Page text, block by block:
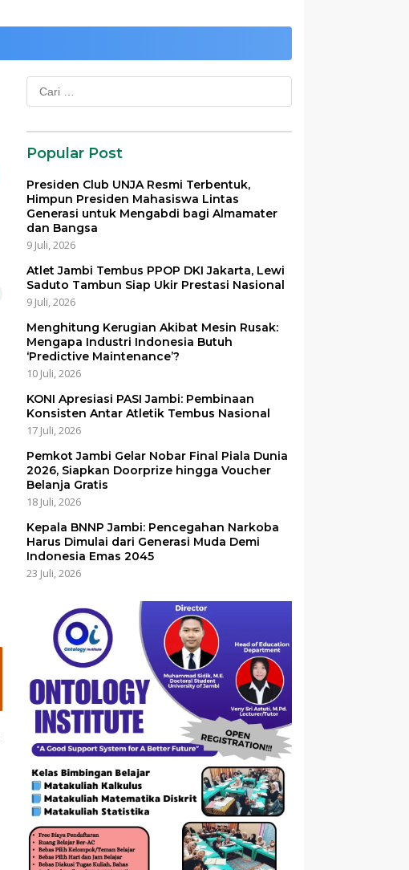
Cari
untuk:
Popular Post
Presiden Club UNJA Resmi Terbentuk,
Himpun Presiden Mahasiswa Lintas
Generasi untuk Mengabdi bagi Almamater
dan Bangsa
9 Juli, 2026
Atlet Jambi Tembus PPOP DKI Jakarta, Lewi
Saduto Tambun Siap Ukir Prestasi Nasional
9 Juli, 2026
Menghitung Kerugian Akibat Mesin Rusak:
Mengapa Industri Indonesia Butuh
‘Predictive Maintenance’?
10 Juli, 2026
KONI Apresiasi PASI Jambi: Pembinaan
Konsisten Antar Atletik Tembus Nasional
17 Juli, 2026
Pemkot Jambi Gelar Nobar Final Piala Dunia
2026, Siapkan Doorprize hingga Voucher
Belanja Gratis
18 Juli, 2026
Kepala BNNP Jambi: Pencegahan Narkoba
Harus Dimulai dari Generasi Muda Demi
Indonesia Emas 2045
23 Juli, 2026